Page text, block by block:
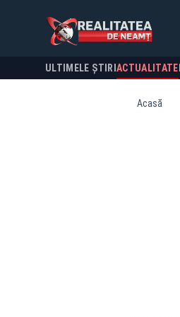
ULTIMELE ȘTIRI ACTUALITATE
Acasă